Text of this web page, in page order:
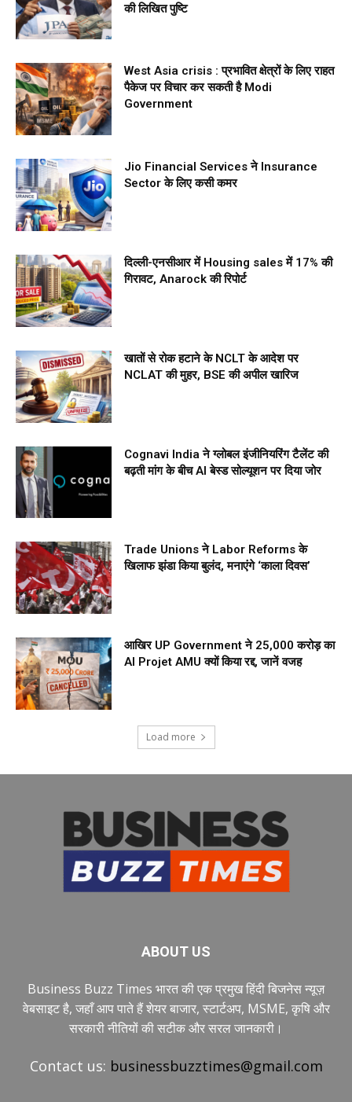
की लिखित पुष्टि
West Asia crisis : प्रभावित क्षेत्रों के लिए राहत
पैकेज पर विचार कर सकती है Modi
Government
Jio Financial Services ने Insurance
Sector के लिए कसी कमर
दिल्ली-एनसीआर में Housing sales में 17% की
गिरावट, Anarock की रिपोर्ट
खातों से रोक हटाने के NCLT के आदेश पर
NCLAT की मुहर, BSE की अपील खारिज
Cognavi India ने ग्लोबल इंजीनियरिंग टैलेंट की
बढ़ती मांग के बीच AI बेस्ड सोल्यूशन पर दिया जोर
Trade Unions ने Labor Reforms के
खिलाफ झंडा किया बुलंद, मनाएंगे ‘काला दिवस’
आखिर UP Government ने ₹25,000 करोड़ का
AI Projet AMU क्यों किया रद्द, जानें वजह
Load more
ABOUT US
Business Buzz Times भारत की एक प्रमुख हिंदी बिजनेस न्यूज़
वेबसाइट है, जहाँ आप पाते हैं शेयर बाजार, स्टार्टअप, MSME, कृषि और
सरकारी नीतियों की सटीक और सरल जानकारी।
Contact us: businessbuzztimes@gmail.com